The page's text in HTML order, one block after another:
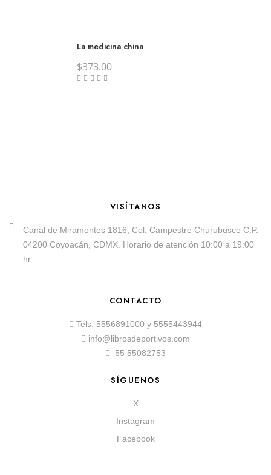
La medicina china
$373.00
VISÍTANOS
Canal de Miramontes 1816, Col. Campestre Churubusco C.P.
04200 Coyoacán, CDMX. Horario de atención 10:00 a 19:00
hr
CONTACTO
Tels. 5556891000 y 5555443944
info@librosdeportivos.com
55 55082753
SÍGUENOS
X
Instagram
Facebook